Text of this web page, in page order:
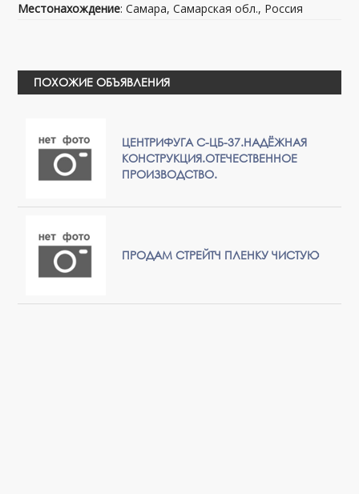
Местонахождение: Самара, Самарская обл., Россия
ПОХОЖИЕ ОБЪЯВЛЕНИЯ
ЦЕНТРИФУГА С-ЦБ-37.НАДЁЖНАЯ
КОНСТРУКЦИЯ.ОТЕЧЕСТВЕННОЕ
ПРОИЗВОДСТВО.
ПРОДАМ СТРЕЙТЧ ПЛЕНКУ ЧИСТУЮ